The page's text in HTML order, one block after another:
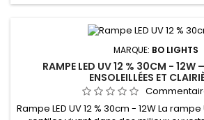
MARQUE: BO LIGHTS
RAMPE LED UV 12 % 30CM - 12W
ENSOLEILLÉES ET
Rampe LED UV 12 % 30cm - 12W La